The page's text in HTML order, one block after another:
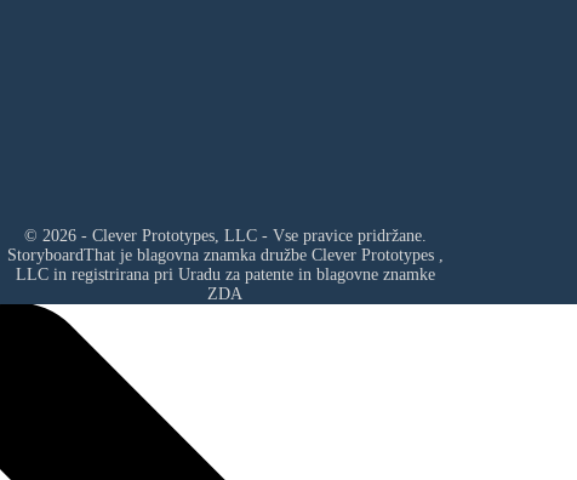
© 2026 - Clever Prototypes, LLC - Vse pravice pridržane.
StoryboardThat je blagovna znamka družbe Clever Prototypes ,
LLCin registrirana pri Uradu za patente in blagovne znamke
ZDA